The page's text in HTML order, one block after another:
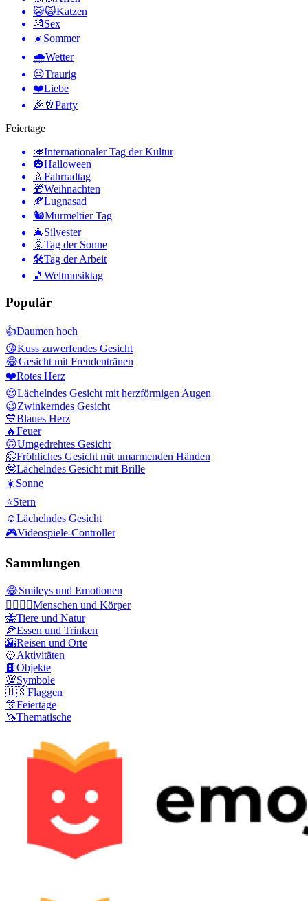
😺🙀Katzen
💏Sex
☀️Sommer
🌧Wetter
😔Traurig
❤️Liebe
🎉🥂Party
Feiertage
🎺Internationaler Tag der Kultur
🎃Halloween
🚴Fahrradtag
🎁Weihnachten
🍂Lugnasad
🐿Murmeltier Tag
🎄Silvester
🌞Tag der Sonne
🛠Tag der Arbeit
🎵 Weltmusiktag
Populär
👍Daumen hoch
😘Kuss zuwerfendes Gesicht
😂Gesicht mit Freudentränen
❤️Rotes Herz
😍Lächelndes Gesicht mit herzförmigen Augen
😉Zwinkerndes Gesicht
💙Blaues Herz
🔥Feuer
🙃Umgedrehtes Gesicht
🤗Fröhliches Gesicht mit umarmenden Händen
🤓Lächelndes Gesicht mit Brille
☀️Sonne
⭐Stern
☺️Lächelndes Gesicht
🎮Videospiele-Controller
Sammlungen
😂Smileys und Emotionen
👩‍❤️‍💋‍👨Menschen und Körper
🐝Tiere und Natur
🍕Essen und Trinken
🌇Reisen und Orte
🥎Aktivitäten
📙Objekte
💯Symbole
🇺🇸Flaggen
🎊Feiertage
🦄Thematische